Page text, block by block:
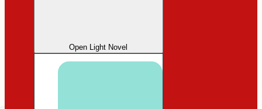
Open Light Novel